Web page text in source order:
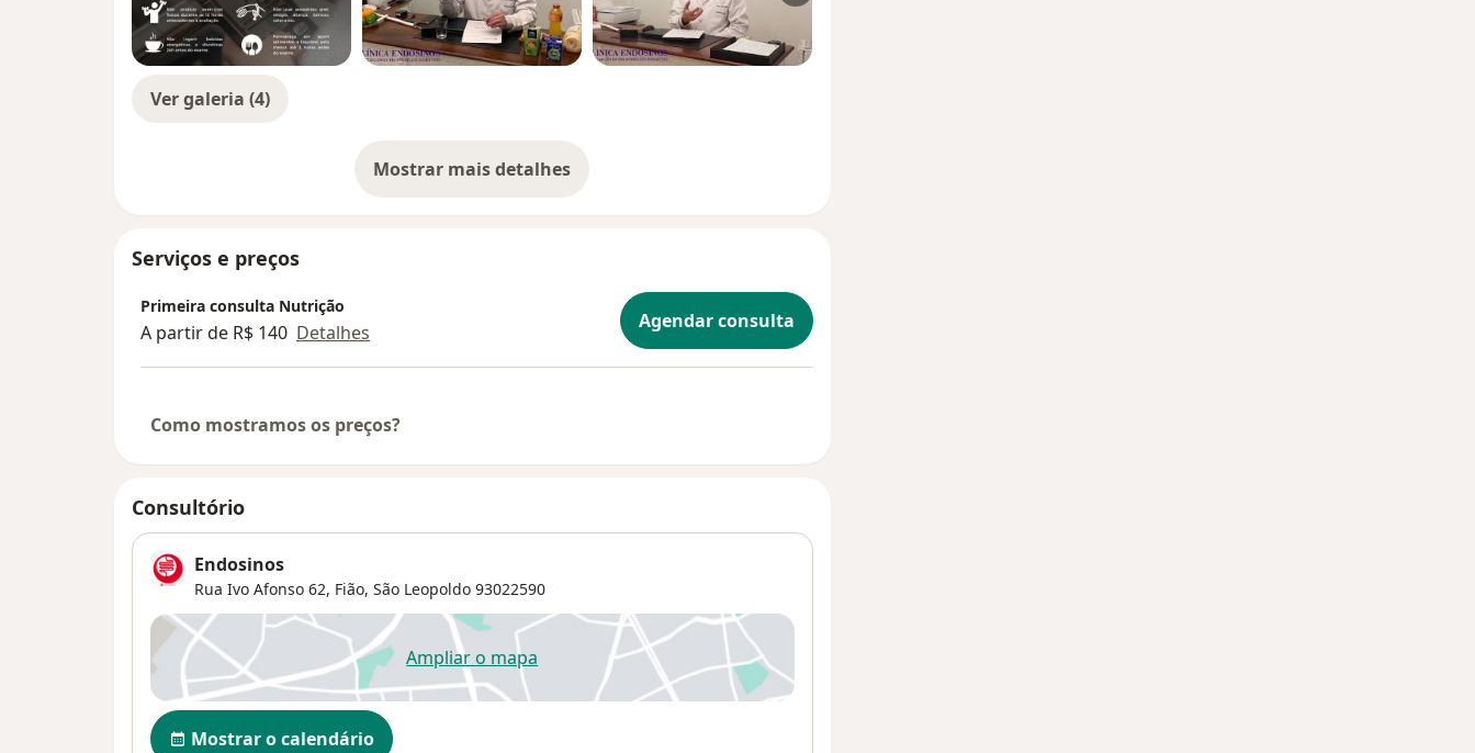
Ver galeria (4)
Mostrar mais detalhes
sobre a experiência
Serviços e preços
Primeira consulta Nutrição
A partir de R$ 140 Detalhes Agendar consulta
Como mostramos os preços?
Consultório
Endosinos
Rua Ivo Afonso 62, Fião, São Leopoldo 93022590
Ampliar o mapaabre num novo separador
Disponibilidade
Mostrar o calendário